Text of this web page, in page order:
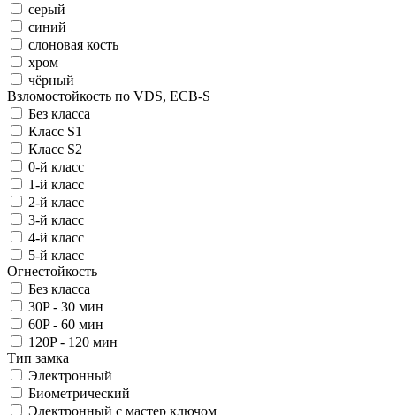
серый
синий
слоновая кость
хром
чёрный
Взломостойкость по VDS, ECB-S
Без класса
Класс S1
Класс S2
0-й класс
1-й класс
2-й класс
3-й класс
4-й класс
5-й класс
Огнестойкость
Без класса
30P - 30 мин
60P - 60 мин
120P - 120 мин
Тип замка
Электронный
Биометрический
Электронный с мастер ключом